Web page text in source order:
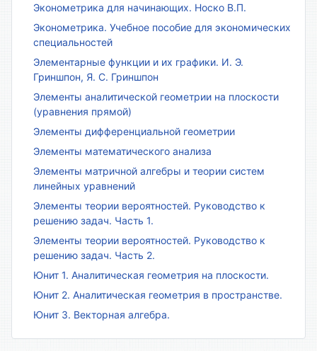
Эконометрика для начинающих. Носко В.П.
Эконометрика. Учебное пособие для экономических
специальностей
Элементарные функции и их графики. И. Э.
Гриншпон, Я. С. Гриншпон
Элементы аналитической геометрии на плоскости
(уравнения прямой)
Элементы дифференциальной геометрии
Элементы математического анализа
Элементы матричной алгебры и теории систем
линейных уравнений
Элементы теории вероятностей. Руководство к
решению задач. Часть 1.
Элементы теории вероятностей. Руководство к
решению задач. Часть 2.
Юнит 1. Аналитическая геометрия на плоскости.
Юнит 2. Аналитическая геометрия в пространстве.
Юнит 3. Векторная алгебра.